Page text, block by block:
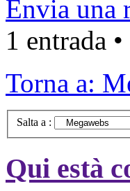
Envia una
1 entrada
Torna a:
Salta a :
Qui està